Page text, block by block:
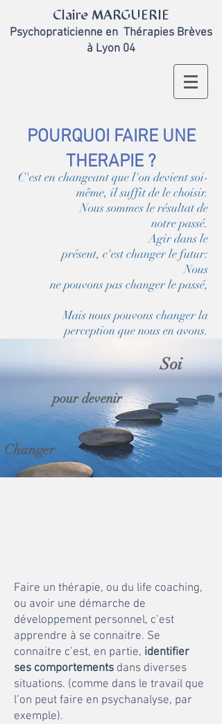
Claire MARGUERIE
Psychopraticienne en Thérapies Brèves
à Lyon 04
POURQUOI FAIRE UNE
THERAPIE ?
C'est en changeant que l'on devient soi-
même, il suffit de le choisir.
Nous sommes le résultat de
notre passé.
Agir dans le
présent, c'est changer le futur:
Nous
ne pouvons pas changer le passé,
Mais nous pouvons changer la
perception que nous en avons.
Soi
pour devenir
Changer
Faire un thérapie, ou du life coaching,
ou avoir une démarche de
développement personnel, c’est
apprendre à se connaitre. Se
connaitre c’est, en partie, identifier
ses comportements dans diverses
situations. (comme dans le travail que
l’on peut faire en psychanalyse, par
exemple).